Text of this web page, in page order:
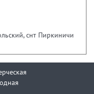
снт Пиркиничи